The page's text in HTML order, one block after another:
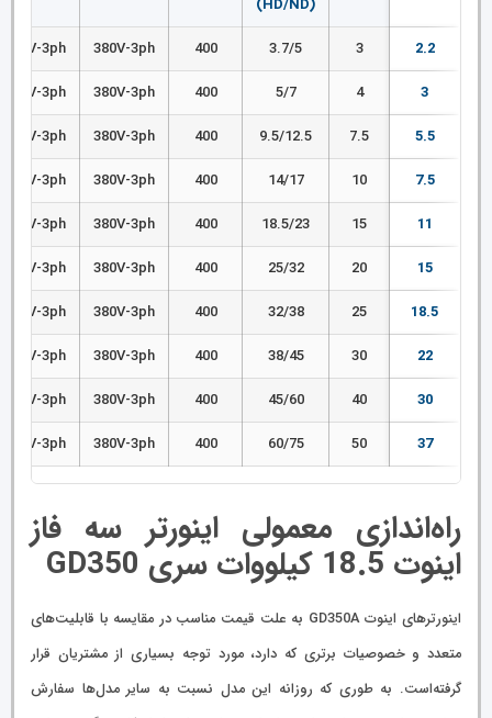
(HD/ND)
2.2
3
3.7/5
400
380V-3ph
380V-3ph
3
4
5/7
400
380V-3ph
380V-3ph
5.5
7.5
9.5/12.5
400
380V-3ph
380V-3ph
7.5
10
14/17
400
380V-3ph
380V-3ph
11
15
18.5/23
400
380V-3ph
380V-3ph
15
20
25/32
400
380V-3ph
380V-3ph
18.5
25
32/38
400
380V-3ph
380V-3ph
22
30
38/45
400
380V-3ph
380V-3ph
30
40
45/60
400
380V-3ph
380V-3ph
37
50
60/75
400
380V-3ph
380V-3ph
راه‌اندازی معمولی اینورتر سه فاز
اینوت 18.5 کیلووات سری GD350
اینورترهای اینوت GD350A به علت قیمت مناسب در مقایسه با قابلیت‌های
متعدد و خصوصیات برتری که دارد، مورد توجه بسیاری از مشتریان قرار
گرفته‌است. به طوری که روزانه این مدل نسبت به سایر مدل‌ها سفارش